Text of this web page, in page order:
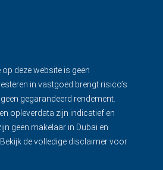
deze website is geen
in vastgoed brengt risico’s
gegarandeerd rendement.
opleverdata zijn indicatief en
geen makelaar in Dubai en
Bekijk de volledige disclaimervoor